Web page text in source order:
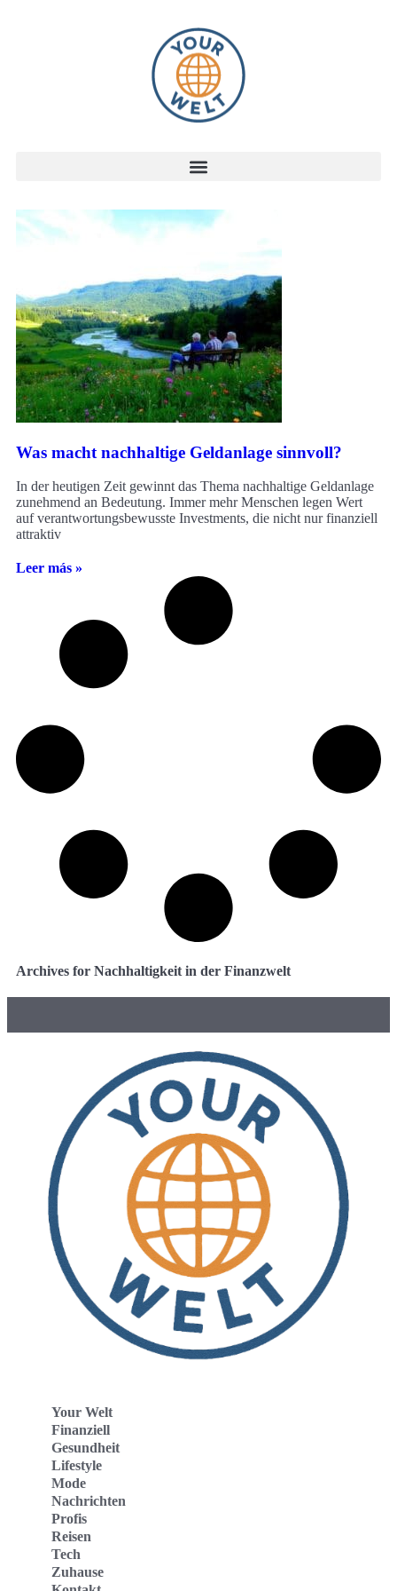
Was macht nachhaltige Geldanlage sinnvoll?
In der heutigen Zeit gewinnt das Thema nachhaltige Geldanlage
zunehmend an Bedeutung. Immer mehr Menschen legen Wert
auf verantwortungsbewusste Investments, die nicht nur finanziell
attraktiv
Leer más »
Archives for Nachhaltigkeit in der Finanzwelt
Your Welt
Finanziell
Gesundheit
Lifestyle
Mode
Nachrichten
Profis
Reisen
Tech
Zuhause